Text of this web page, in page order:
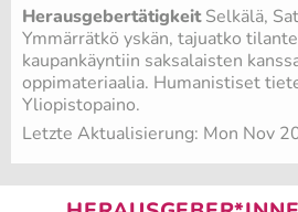
HerausgebertätigkeitSelkälä,
Ymmärrätkö yskän, tajuatko
kaupankäyntiin saksalaisten
oppimateriaalia. Humanistiset
Yliopistopaino.
Letzte Aktualisierung: Mon Nov